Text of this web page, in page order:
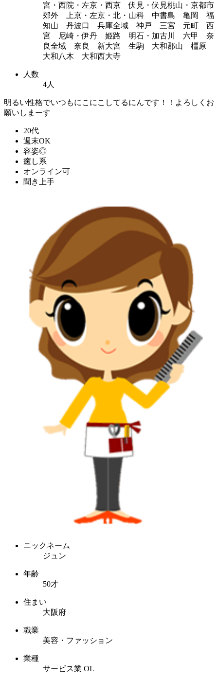
宮・西院・左京・西京 伏見・伏見桃山・京都市
郊外 上京・左京・北・山科 中書島 亀岡 福
知山 丹波口 兵庫全域 神戸 三宮 元町 西
宮 尼崎・伊丹 姫路 明石・加古川 六甲 奈
良全域 奈良 新大宮 生駒 大和郡山 橿原
大和八木 大和西大寺
人数
4人
明るい性格でいつもにこにこしてるにんです！！よろしくお
願いしまーす
20代
週末OK
容姿◎
癒し系
オンライン可
聞き上手
ニックネーム
ジュン
年齢
50才
住まい
大阪府
職業
美容・ファッション
業種
サービス業 OL